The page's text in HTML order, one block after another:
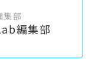
集部
編集部